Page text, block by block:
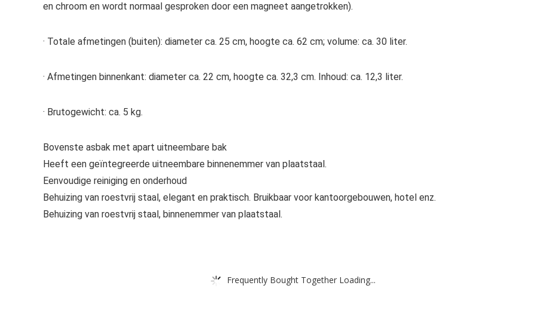
en chroom en wordt normaal gesproken door een magneet aangetrokken).
· Totale afmetingen (buiten): diameter ca. 25 cm, hoogte ca. 62 cm; volume: ca. 30 liter.
· Afmetingen binnenkant: diameter ca. 22 cm, hoogte ca. 32,3 cm. Inhoud: ca. 12,3 liter.
· Brutogewicht: ca. 5 kg.
Bovenste asbak met apart uitneembare bak
Heeft een geïntegreerde uitneembare binnenemmer van plaatstaal.
Eenvoudige reiniging en onderhoud
Behuizing van roestvrij staal, elegant en praktisch. Bruikbaar voor kantoorgebouwen, hotel enz.
Behuizing van roestvrij staal, binnenemmer van plaatstaal.
Frequently Bought Together Loading...